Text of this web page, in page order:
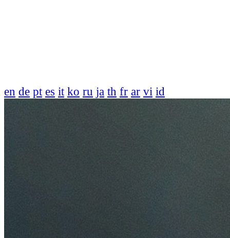
en de pt es it ko ru ja th fr ar vi id